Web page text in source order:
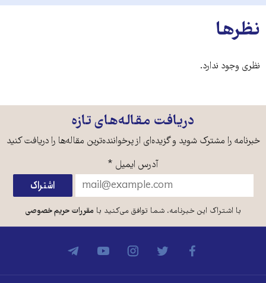
نظرها
نظری وجود ندارد.
دریافت مقاله‌های تازه
خبرنامه را مشترک شوید و گزیده‌ای از پرخواننده‌ترین مقاله‌ها را دریافت کنید
آدرس ایمیل *
با اشتراک این خبرنامه، شما توافق می‌کنید بامقررات حریم خصوصی